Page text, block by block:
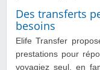
Des transferts
besoins
Elife Transfer
prestations pour
voyagiez seul, en